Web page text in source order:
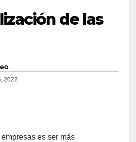
de las
2022
es ser más